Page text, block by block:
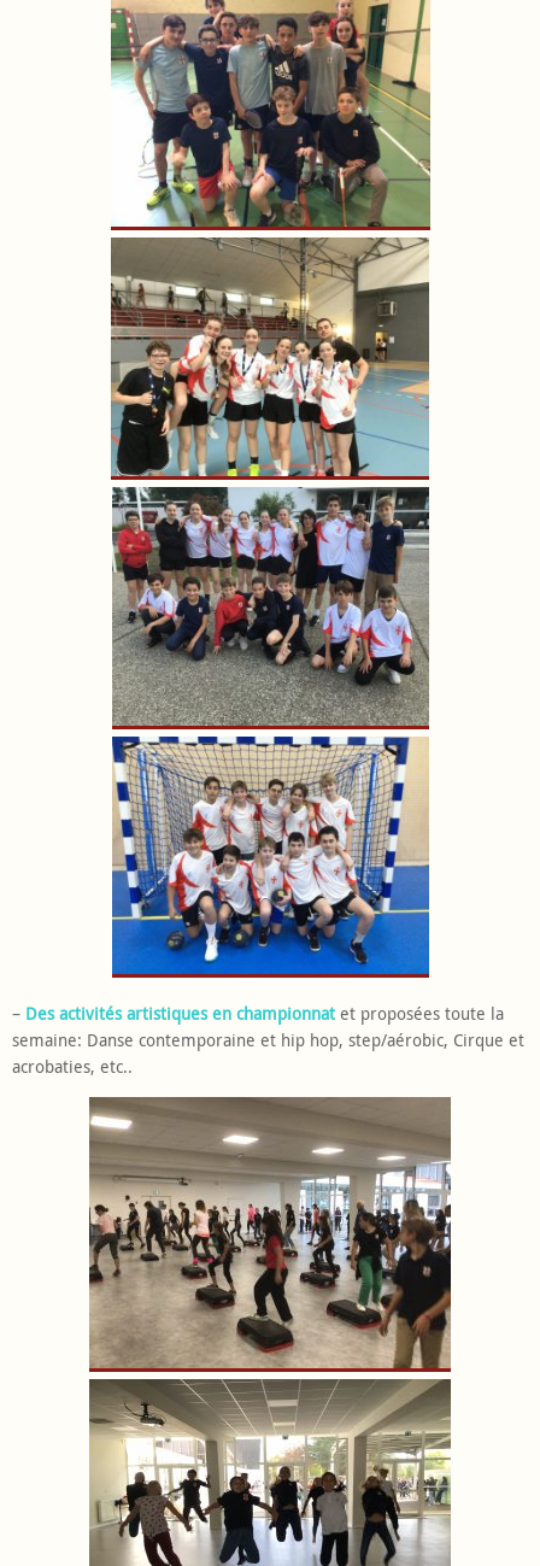
– Des activités artistiques en championnat et proposées toute la
semaine: Danse contemporaine et hip hop, step/aérobic, Cirque et
acrobaties, etc..